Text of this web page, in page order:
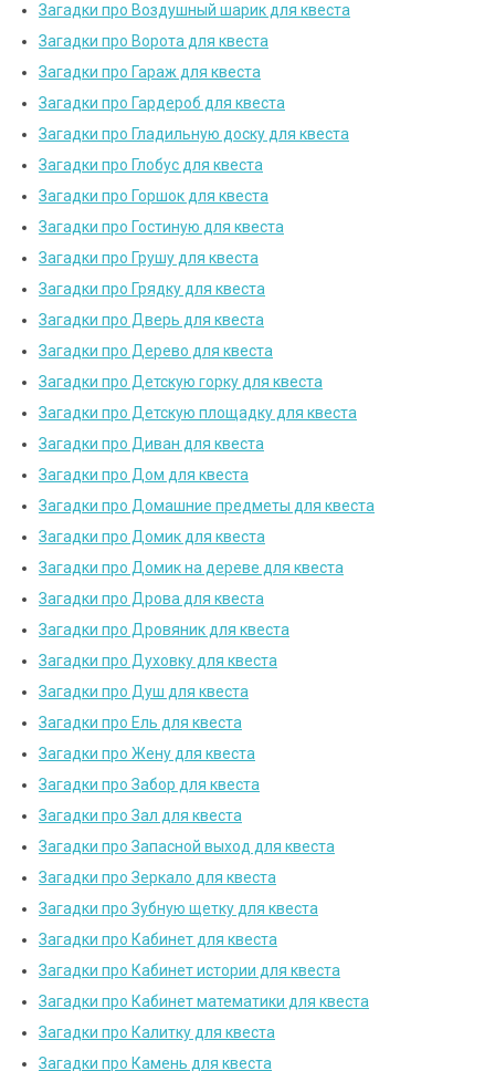
Загадки про Воздушный шарик для квеста
Загадки про Ворота для квеста
Загадки про Гараж для квеста
Загадки про Гардероб для квеста
Загадки про Гладильную доску для квеста
Загадки про Глобус для квеста
Загадки про Горшок для квеста
Загадки про Гостиную для квеста
Загадки про Грушу для квеста
Загадки про Грядку для квеста
Загадки про Дверь для квеста
Загадки про Дерево для квеста
Загадки про Детскую горку для квеста
Загадки про Детскую площадку для квеста
Загадки про Диван для квеста
Загадки про Дом для квеста
Загадки про Домашние предметы для квеста
Загадки про Домик для квеста
Загадки про Домик на дереве для квеста
Загадки про Дрова для квеста
Загадки про Дровяник для квеста
Загадки про Духовку для квеста
Загадки про Душ для квеста
Загадки про Ель для квеста
Загадки про Жену для квеста
Загадки про Забор для квеста
Загадки про Зал для квеста
Загадки про Запасной выход для квеста
Загадки про Зеркало для квеста
Загадки про Зубную щетку для квеста
Загадки про Кабинет для квеста
Загадки про Кабинет истории для квеста
Загадки про Кабинет математики для квеста
Загадки про Калитку для квеста
Загадки про Камень для квеста